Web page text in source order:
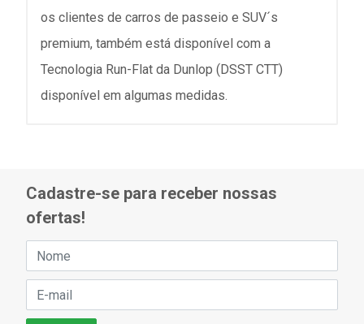
os clientes de carros de passeio e SUV´s
premium, também está disponível com a
Tecnologia Run-Flat da Dunlop (DSST CTT)
disponível em algumas medidas.
Cadastre-se para receber nossas
ofertas!